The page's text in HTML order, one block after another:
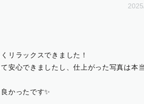
リラックスできました！
安心できましたし、仕上がった写真は本
かったです✨